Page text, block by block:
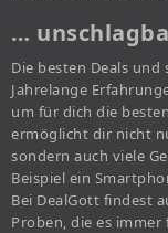
…
Die besten Deals
Jahrelange
um für dich die
ermöglicht dir nicht
sondern auch viele
Beispiel ein
Bei DealGott findest
Proben, die es